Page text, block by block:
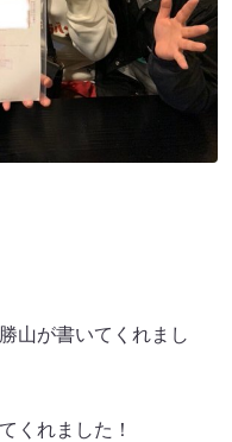
山が書いてくれまし
くれました！